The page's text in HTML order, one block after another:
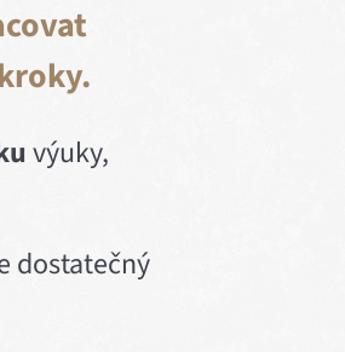
výuky,
dostatečný